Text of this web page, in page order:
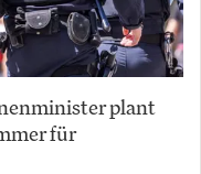
plant
für